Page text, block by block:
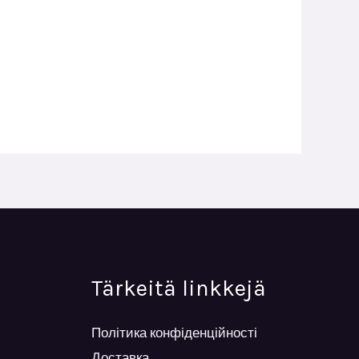
Tärkeitä linkkejä
Політика конфіденційності